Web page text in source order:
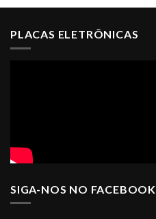
PLACAS ELETRÔNICAS
SIGA-NOS NO FACEBOOK